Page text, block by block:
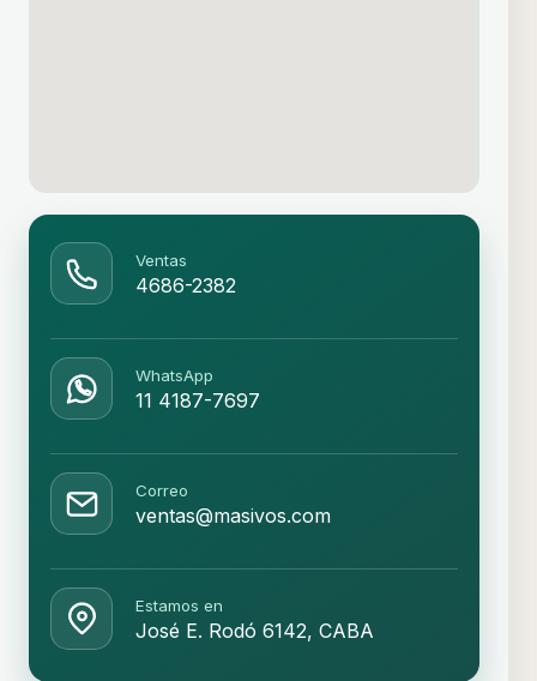
Ventas
4686-2382
WhatsApp
11 4187-7697
Correo
ventas@masivos.com
Estamos en
José E. Rodó 6142, CABA